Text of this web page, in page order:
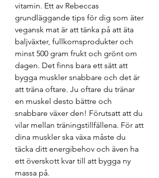
vitamin. Ett av Rebeccas
grundläggande tips för dig som äter
vegansk mat är att tänka på att äta
baljväxter, fullkornsprodukter och
minst 500 gram frukt och grönt om
dagen. Det finns bara ett sätt att
bygga muskler snabbare och det är
att träna oftare. Ju oftare du tränar
en muskel desto bättre och
snabbare växer den! Förutsatt att du
vilar mellan träningstillfällena. För att
dina muskler ska växa måste du
täcka ditt energibehov och även ha
ett överskott kvar till att bygga ny
massa på.